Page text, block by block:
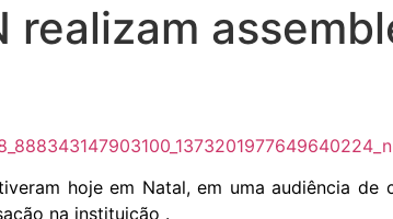
realizam
hoje em Natal, em uma audiência
na instituição .